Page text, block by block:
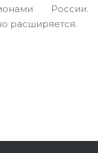
России.
расширяется.